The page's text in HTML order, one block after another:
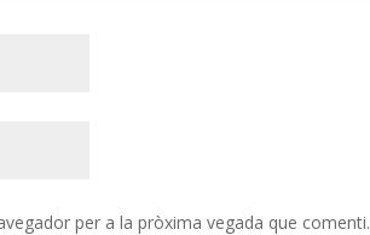
per a la pròxima vegada que comenti.